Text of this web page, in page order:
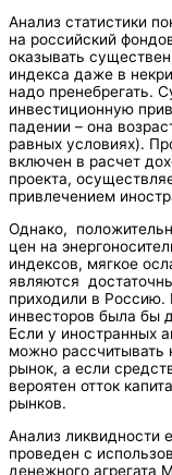
Анализ статистики
на российский
оказывать
индекса даже в
надо пренебрегать.
инвестиционную
падении – она
равных условиях).
включен в расчет
проекта,
привлечением
Однако,
цен на
индексов, мягкое
являются
приходили в Россию.
инвесторов была бы
Если у иностранных
можно рассчитывать
рынок, а если
вероятен отток
рынков.
Анализ ликвидности
проведен с
денежного агрегата